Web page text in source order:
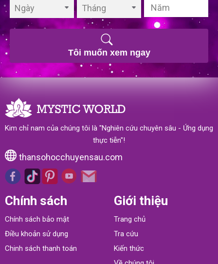
Ngày Tháng
Tôi muốn xem ngay
Kim chỉ nam của chúng tôi là "Nghiên cứu chuyên sâu - Ứng dụng
thực tiễn"!
thansohocchuyensau.com
Chính sách
Chính sách bảo mật
Điều khoản sử dụng
Chinh sách thanh toán
Giới thiệu
Trang chủ
Tra cứu
Kiến thức